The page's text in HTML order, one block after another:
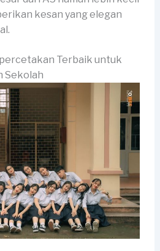
kesan yang elegan
Terbaik untuk
Sekolah